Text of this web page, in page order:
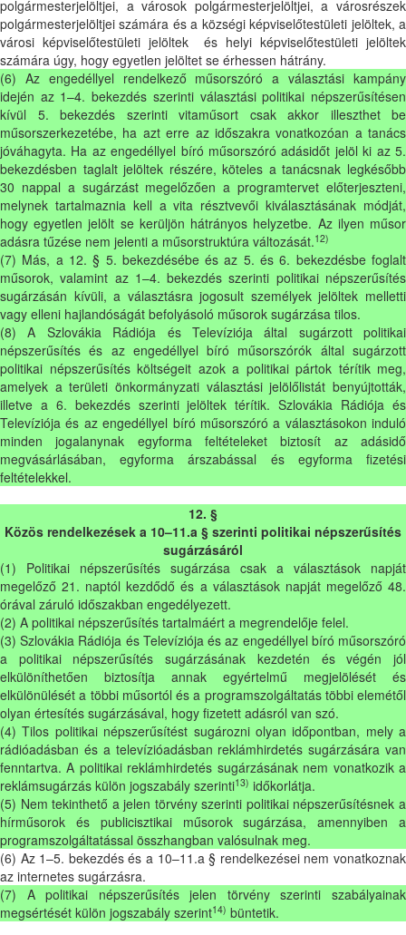
polgármesterjelöltjei, a városok polgármesterjelöltjei, a városrészek
polgármesterjelöltjei számára és a községi képviselőtestületi jelöltek, a
városi képviselőtestületi jelöltek és helyi képviselőtestületi jelöltek
számára úgy, hogy egyetlen jelöltet se érhessen hátrány.
(6) Az engedéllyel rendelkező műsorszóró a választási kampány
idején az 1–4. bekezdés szerinti választási politikai népszerűsítésen
kívül 5. bekezdés szerinti vitaműsort csak akkor illeszthet be
műsorszerkezetébe, ha azt erre az időszakra vonatkozóan a tanács
jóváhagyta. Ha az engedéllyel bíró műsorszóró adásidőt jelöl ki az 5.
bekezdésben taglalt jelöltek részére, köteles a tanácsnak legkésőbb
30 nappal a sugárzást megelőzően a programtervet előterjeszteni,
melynek tartalmaznia kell a vita résztvevői kiválasztásának módját,
hogy egyetlen jelölt se kerüljön hátrányos helyzetbe. Az ilyen műsor
adásra tűzése nem jelenti a műsorstruktúra változását.12)
(7) Más, a 12. § 5. bekezdésébe és az 5. és 6. bekezdésbe foglalt
műsorok, valamint az 1–4. bekezdés szerinti politikai népszerűsítés
sugárzásán kívüli, a választásra jogosult személyek jelöltek melletti
vagy elleni hajlandóságát befolyásoló műsorok sugárzása tilos.
(8) A Szlovákia Rádiója és Televíziója által sugárzott politikai
népszerűsítés és az engedéllyel bíró műsorszórók által sugárzott
politikai népszerűsítés költségeit azok a politikai pártok térítik meg,
amelyek a területi önkormányzati választási jelölőlistát benyújtották,
illetve a 6. bekezdés szerinti jelöltek térítik. Szlovákia Rádiója és
Televíziója és az engedéllyel bíró műsorszóró a választásokon induló
minden jogalanynak egyforma feltételeket biztosít az adásidő
megvásárlásában, egyforma árszabással és egyforma fizetési
feltételekkel.
12. §
Közös rendelkezések a 10–11.a § szerinti politikai népszerűsítés
sugárzásáról
(1) Politikai népszerűsítés sugárzása csak a választások napját
megelőző 21. naptól kezdődő és a választások napját megelőző 48.
órával záruló időszakban engedélyezett.
(2) A politikai népszerűsítés tartalmáért a megrendelője felel.
(3) Szlovákia Rádiója és Televíziója és az engedéllyel bíró műsorszóró
a politikai népszerűsítés sugárzásának kezdetén és végén jól
elkülöníthetően biztosítja annak egyértelmű megjelölését és
elkülönülését a többi műsortól és a programszolgáltatás többi elemétől
olyan értesítés sugárzásával, hogy fizetett adásról van szó.
(4) Tilos politikai népszerűsítést sugározni olyan időpontban, mely a
rádióadásban és a televízióadásban reklámhirdetés sugárzására van
fenntartva. A politikai reklámhirdetés sugárzásának nem vonatkozik a
reklámsugárzás külön jogszabály szerinti13) időkorlátja.
(5) Nem tekinthető a jelen törvény szerinti politikai népszerűsítésnek a
hírműsorok és publicisztikai műsorok sugárzása, amennyiben a
programszolgáltatással összhangban valósulnak meg.
(6) Az 1–5. bekezdés és a 10–11.a § rendelkezései nem vonatkoznak
az internetes sugárzásra.
(7) A politikai népszerűsítés jelen törvény szerinti szabályainak
megsértését külön jogszabály szerint14) büntetik.